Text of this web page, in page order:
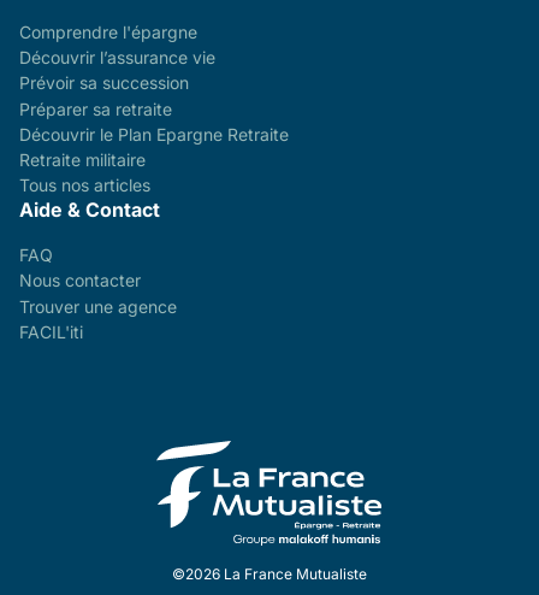
Comprendre l'épargne
Découvrir l’assurance vie
Prévoir sa succession
Préparer sa retraite
Découvrir le Plan Epargne Retraite
Retraite militaire
Tous nos articles
Aide & Contact
FAQ
Nous contacter
Trouver une agence
FACIL'iti
©2026 La France Mutualiste